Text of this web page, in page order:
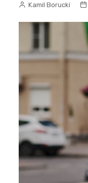
Kamil Borucki